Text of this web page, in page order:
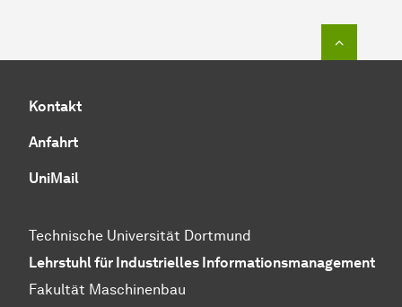
Kontakt
Anfahrt
UniMail
Technische Universität Dortmund
Lehrstuhl für Industrielles Informationsmanagement
Fakultät Maschinenbau